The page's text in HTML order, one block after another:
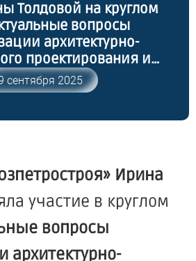
Толдовой на круглом
вопросы
архитектурно-
проектирования и
изысканий»
сентября 2025
Ирина
участие в круглом
вопросы
архитектурно-